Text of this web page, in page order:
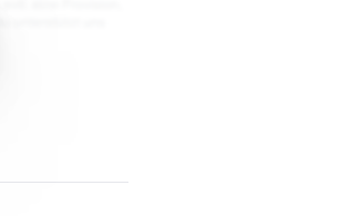
unterstützt uns